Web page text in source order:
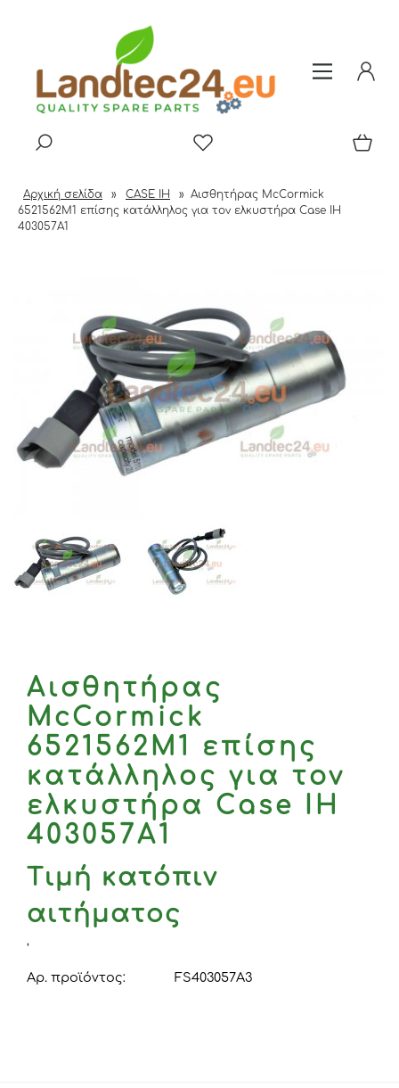
Αρχική σελίδα » CASE IH » Αισθητήρας McCormick
6521562M1 επίσης κατάλληλος για τον ελκυστήρα Case IH
403057A1
Αισθητήρας
McCormick
6521562M1 επίσης
κατάλληλος για τον
ελκυστήρα Case IH
403057A1
Τιμή κατόπιν
αιτήματος
,
Αρ. προϊόντος: FS403057A3